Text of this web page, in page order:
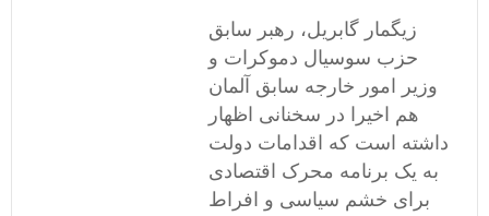
زیگمار گابریل، رهبر سابق
حزب سوسیال دموکرات و
وزیر امور خارجه سابق آلمان
هم اخیرا در سخنانی اظهار
داشته است که اقدامات دولت
به یک برنامه محرک اقتصادی
برای خشم سیاسی و افراط